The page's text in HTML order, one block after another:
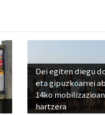
Dei egiten diegu
eta gipuzkoarrei
14ko
hartzera